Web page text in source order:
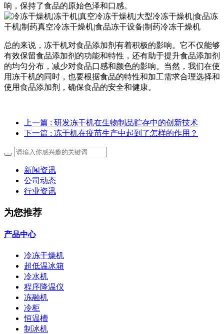
响，保持了食品的原始色泽和口感。
总的来说，冻干机对食品添加剂有着积极的影响。它不仅能够
有效保留食品添加剂的功能和特性，还有助于提升食品添加剂
的均匀分布，减少对食品口感和颜色的影响。当然，我们在使
用冻干机的同时，也要根据食品的特性和加工需求合理选择和
使用食品添加剂，确保食品的安全和健康。
上一篇 : 研发冻干机在生物制品贮存中的创新技术
下一篇 : 冻干机在疫苗生产中起到了怎样的作用？
新闻资讯
公司动态
行业资讯
为您推荐
产品中心
冷冻干燥机
超低温冰箱
冷水机
程序降温仪
冻融机
冷柜
恒温槽
制冰机